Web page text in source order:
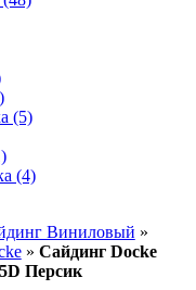
(5)
(4)
Виниловый »
» Сайдинг Docke
Персик